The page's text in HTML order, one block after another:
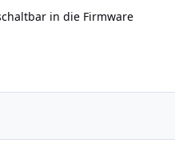
in die Firmware